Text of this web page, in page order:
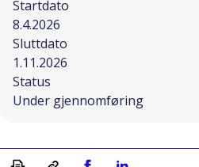
Startdato
8.4.2026
Sluttdato
1.11.2026
Status
Under gjennomføring
Skriv ut Kopiera länkDel på Facebook
Del på Linkedin